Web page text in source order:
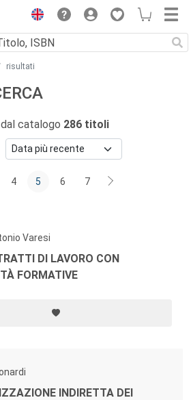
risultati
catalogo 286 titoli
4 5 6 7
Varesi
DI LAVORO CON
FORMATIVE
INDIRETTA DEI